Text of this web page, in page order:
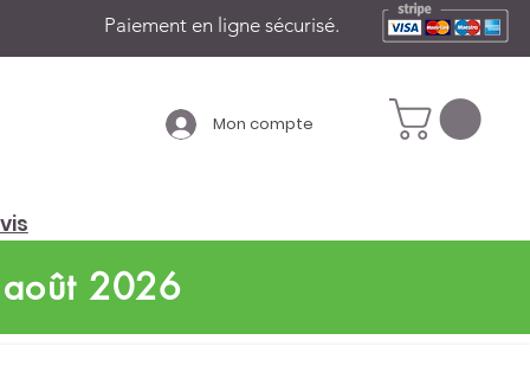
Paiement en ligne sécurisé.
Mon compte
2026